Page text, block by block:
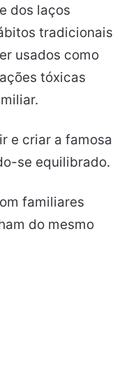
dos laços
tradicionais
usados como
tóxicas
e criar a famosa
se equilibrado.
familiares
do mesmo